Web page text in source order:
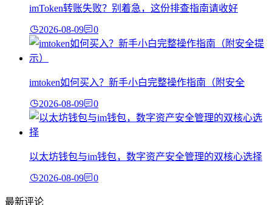
imToken转账失败？别着急，这份排查指南请收好
2026-08-09 0
imtoken如何买入？新手小白完整操作指南（附安全
2026-08-09 0
以太坊钱包与im钱包，数字资产安全管理的双核心选择
2026-08-09 0
最新评论